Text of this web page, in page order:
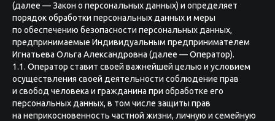
(далее — Закон о персональных данных) и определяет
порядок обработки персональных данных и меры
по обеспечению безопасности персональных данных,
предпринимаемые Индивидуальным предпринимателем
Игнатьева Ольга Александровна (далее — Оператор).
1.1. Оператор ставит своей важнейшей целью и условием
осуществления своей деятельности соблюдение прав
и свобод человека и гражданина при обработке его
персональных данных, в том числе защиты прав
на неприкосновенность частной жизни, личную и семейную